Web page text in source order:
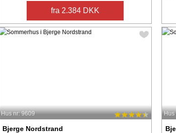
fra 2.384 DKK
Hus nr: 9609
Bjerge Nordstrand
Hus